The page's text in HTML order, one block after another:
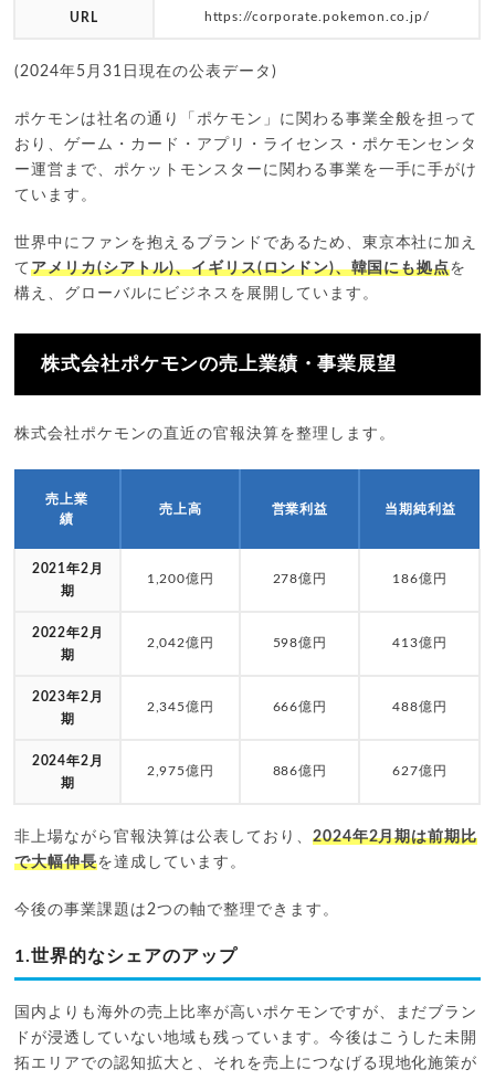
URL https://corporate.pokemon.co.jp/
(2024年5月31日現在の公表データ)
ポケモンは社名の通り「ポケモン」に関わる事業全般を担って
おり、ゲーム・カード・アプリ・ライセンス・ポケモンセンタ
ー運営まで、ポケットモンスターに関わる事業を一手に手がけ
ています。
世界中にファンを抱えるブランドであるため、東京本社に加え
てアメリカ(シアトル)、イギリス(ロンドン)、韓国にも拠点を
構え、グローバルにビジネスを展開しています。
株式会社ポケモンの売上業績・事業展望
株式会社ポケモンの直近の官報決算を整理します。
売上業
績
売上高 営業利益 当期純利益
2021年2月
期
1,200億円 278億円 186億円
2022年2月
期
2,042億円 598億円 413億円
2023年2月
期
2,345億円 666億円 488億円
2024年2月
期
2,975億円 886億円 627億円
非上場ながら官報決算は公表しており、 2024年2月期は前期比
で大幅伸長を達成しています。
今後の事業課題は2つの軸で整理できます。
1.世界的なシェアのアップ
国内よりも海外の売上比率が高いポケモンですが、まだブラン
ドが浸透していない地域も残っています。今後はこうした未開
拓エリアでの認知拡大と、それを売上につなげる現地化施策が